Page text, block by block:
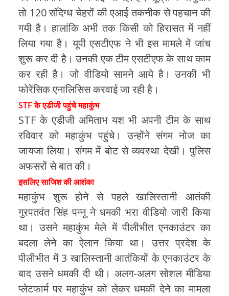
तो 120 संदिग्ध चेहरों की एआई तकनीक से पहचान की
गयी है। हालांकि अभी तक किसी को हिरासत में नहीं
लिया गया है। यूपी एसटीएफ ने भी इस मामले में जांच
शुरू कर दी है। उनकी एक टीम एसटीएफ के साथ काम
कर रही है। जो वीडियो सामने आये है। उनकी भी
फोरेंसिक एनालिसिस करवाई जा रही है।
STF के एडीजी पहुंचे महाकुंभ
STF के एडीजी अमिताभ यश भी अपनी टीम के साथ
रविवार को महाकुंभ पहुंचे। उन्होंने संगम नोज का
जायजा लिया। संगम में बोट से व्यवस्था देखी। पुलिस
अफसरों से बात की।
इसलिए साजिश की आशंका
महाकुंभ शुरू होने से पहले खालिस्तानी आतंकी
गुरपतवंत सिंह पन्नू ने धमकी भरा वीडियो जारी किया
था। उसने महाकुंभ मेले में पीलीभीत एनकाउंटर का
बदला लेने का ऐलान किया था। उत्तर प्रदेश के
पीलीभीत में 3 खालिस्तानी आतंकियों के एनकाउंटर के
बाद उसने धमकी दी थी। अलग-अलग सोशल मीडिया
प्लेटफार्म पर महाकुंभ को लेकर धमकी देने का मामला